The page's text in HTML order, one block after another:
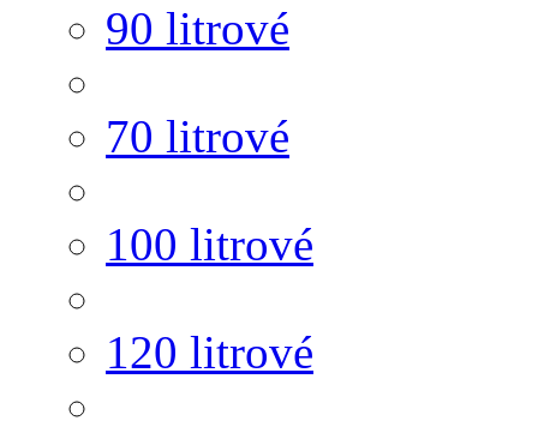
90 litrové
70 litrové
100 litrové
120 litrové